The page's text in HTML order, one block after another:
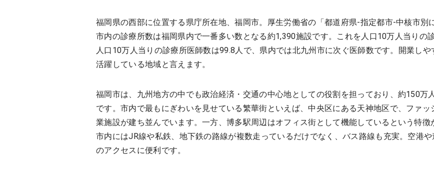
福岡県の西部に位置する県庁所在地、福岡市。厚生労働省の「都道府県-指定都市-中核市別
市内の診療所数は福岡県内で一番多い数となる約1,390施設です。これを人口10万人当りの
人口10万人当りの診療所医師数は99.8人で、県内では北九州市に次ぐ医師数です。開業しや
活躍している地域と言えます。
福岡市は、九州地方の中でも政治経済・交通の中心地としての役割を担っており、約150万
です。市内で最もにぎわいを見せている繁華街といえば、中央区にある天神地区で、ファ
業施設が建ち並んでいます。一方、博多駅周辺はオフィス街として機能しているという特徴
市内にはJR線や私鉄、地下鉄の路線が複数走っているだけでなく、バス路線も充実。空港
のアクセスに便利です。